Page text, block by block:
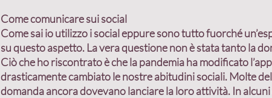
Come comunicare sui social
Come sai io utilizzo i social eppure sono tutto fuorché
su questo aspetto. La vera questione non è stata tanto la
Ciò che ho riscontrato è che la pandemia ha modificato
drasticamente cambiato le nostre abitudini sociali. Molte
domanda ancora dovevano lanciare la loro attività. In